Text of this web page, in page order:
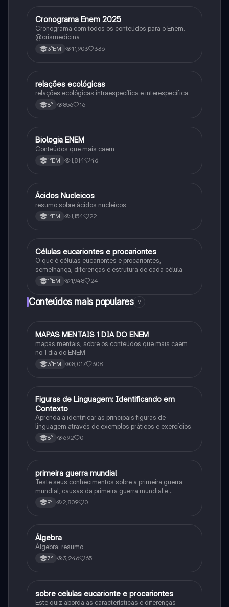
Matematica
Cronograma Enem 2025
Cronograma com todos os conteúdos para o Enem.
@crismedicina
3°EM 11,903 336
Biologia
relações ecológicas
relações ecológicas intraespecífica e interespecífica
8° 856 16
Ciência
Biologia ENEM
Conteúdos que mais caem
1°EM 1,814 46
Biologia
Ácidos Nucleicos
resumo sobre ácidos nucleicos
1°EM 1,154 22
Biologia
Células eucariontes e procariontes
O que é células eucariontes e procariontes,
semelhança, diferenças e estrutura de cada célula
1°EM 1,948 24
Conteúdos mais populares 9
Português
MAPAS MENTAIS 1 DIA DO ENEM
mapas mentais, sobre os conteúdos que mais caem
no 1 dia do ENEM
3°EM 8,017 308
FPortuguês
Figuras de Linguagem: Identificando em
Contexto
Aprenda a identificar as principais figuras de
linguagem através de exemplos práticos e exercícios.
8° 692 0
História
primeira guerra mundial
Teste seus conhecimentos sobre a primeira guerra
mundial, causas da primeira guerra mundial e
consequências da Primeira Guerra Mundial, fases da
primeira guerra mundial
9° 2,809 0
Matematica
Álgebra
Álgebra: resumo
7° 3,246 65
Biologia
sobre celulas eucarionte e procariontes
Este quiz aborda as características e diferenças